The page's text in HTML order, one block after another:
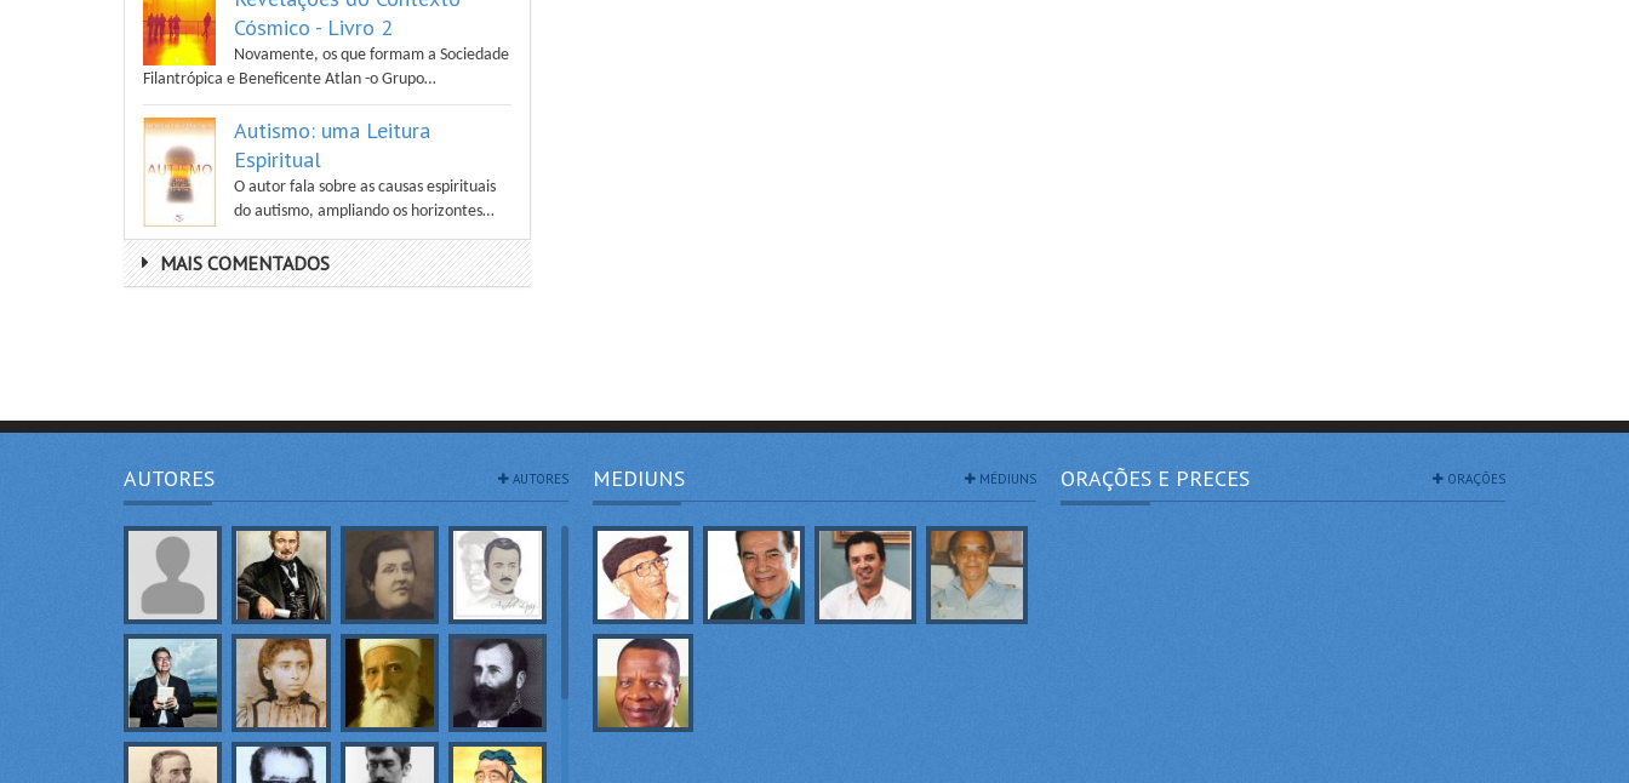
Cósmico - Livro 2
Novamente, os que formam a Sociedade
Filantrópica e Beneficente Atlan -o Grupo…
Autismo: uma Leitura
Espiritual
O autor fala sobre as causas espirituais
do autismo, ampliando os horizontes…
MAIS COMENTADOS
AUTORES AUTORES MEDIUNS MÉDIUNS ORAÇÕES E PRECES ORAÇÕES